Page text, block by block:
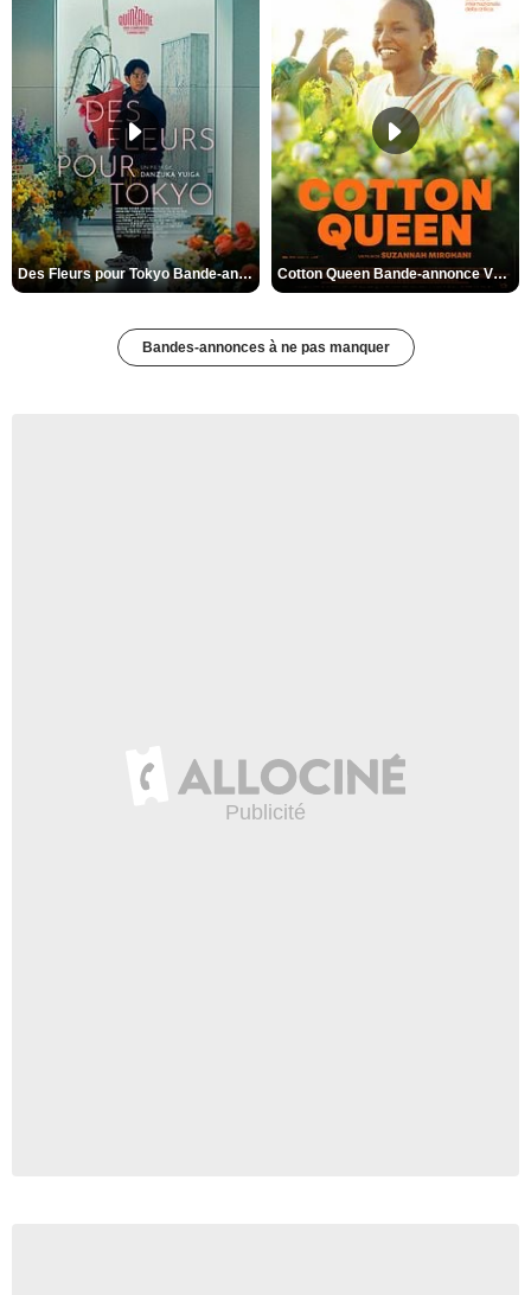
Des Fleurs pour Tokyo Bande-annonce VO STFR Cotton Queen Bande-annonce VO STFR
Bandes-annonces à ne pas manquer